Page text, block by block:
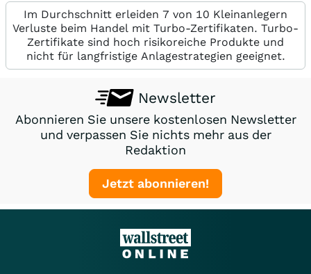
Im Durchschnitt erleiden 7 von 10 Kleinanlegern
Verluste beim Handel mit Turbo-Zertifikaten. Turbo-
Zertifikate sind hoch risikoreiche Produkte und
nicht für langfristige Anlagestrategien geeignet.
Newsletter
Abonnieren Sie unsere kostenlosen Newsletter
und verpassen Sie nichts mehr aus der
Redaktion
Jetzt abonnieren!